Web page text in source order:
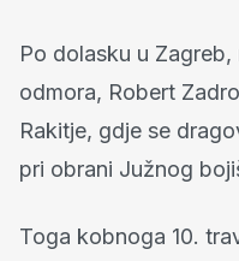
Po dolasku u
odmora, Robert
Rakitje, gdje se
pri obrani Južnog
Toga kobnoga 10.